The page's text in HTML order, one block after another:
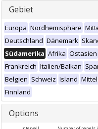
Gebiet
Europa Nordhemisphäre
Deutschland Dänemark
Südamerika Afrika Ostasien
Frankreich Italien/Balkan
Belgien Schweiz Island
Finnland
Options